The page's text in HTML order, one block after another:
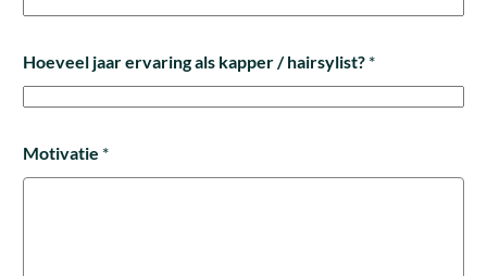
Hoeveel jaar ervaring als kapper / hairsylist? *
Motivatie *